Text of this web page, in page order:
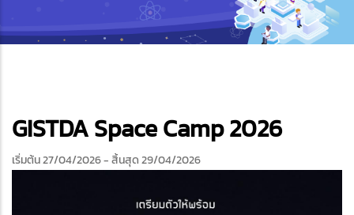
GISTDA Space Camp 2026
เริ่มต้น 27/04/2026- สิ้นสุด 29/04/2026